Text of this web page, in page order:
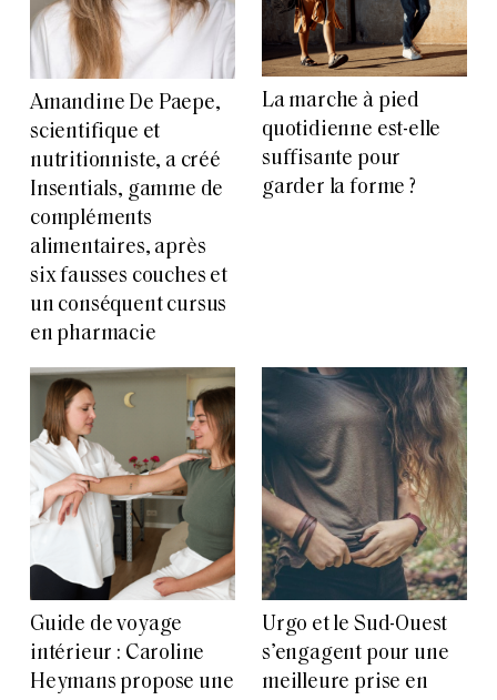
Amandine De Paepe,
scientifique et
nutritionniste, a créé
Insentials, gamme de
compléments
alimentaires, après
six fausses couches et
un conséquent cursus
en pharmacie
La marche à pied
quotidienne est-elle
suffisante pour
garder la forme ?
Guide de voyage
intérieur : Caroline
Heymans propose une
Urgo et le Sud-Ouest
s’engagent pour une
meilleure prise en